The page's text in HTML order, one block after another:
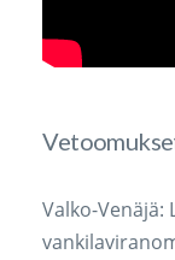
Valko-Venäjä: